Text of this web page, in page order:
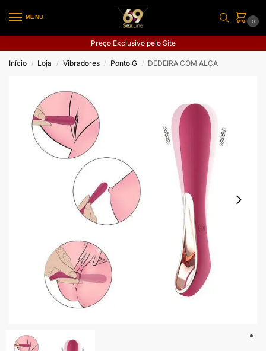
MENU
0
Preço Exclusivo pelo Site
Início / Loja / Vibradores / Ponto G / DEDEIRA COM ALÇA